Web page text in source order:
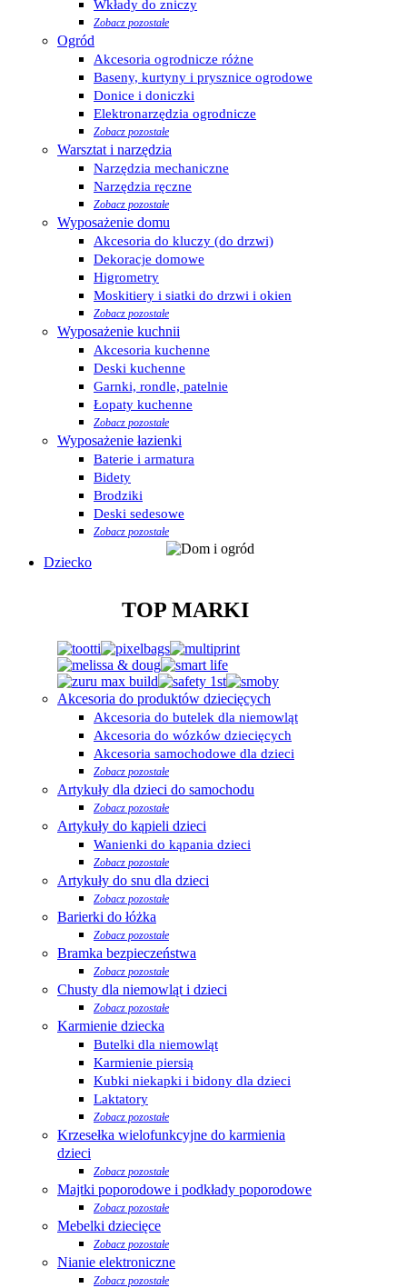
Wkłady do zniczy
Zobacz pozostałe
Ogród
Akcesoria ogrodnicze różne
Baseny, kurtyny i prysznice ogrodowe
Donice i doniczki
Elektronarzędzia ogrodnicze
Zobacz pozostałe
Warsztat i narzędzia
Narzędzia mechaniczne
Narzędzia ręczne
Zobacz pozostałe
Wyposażenie domu
Akcesoria do kluczy (do drzwi)
Dekoracje domowe
Higrometry
Moskitiery i siatki do drzwi i okien
Zobacz pozostałe
Wyposażenie kuchnii
Akcesoria kuchenne
Deski kuchenne
Garnki, rondle, patelnie
Łopaty kuchenne
Zobacz pozostałe
Wyposażenie łazienki
Baterie i armatura
Bidety
Brodziki
Deski sedesowe
Zobacz pozostałe
Dziecko
TOP MARKI
Akcesoria do produktów dziecięcych
Akcesoria do butelek dla niemowląt
Akcesoria do wózków dziecięcych
Akcesoria samochodowe dla dzieci
Zobacz pozostałe
Artykuły dla dzieci do samochodu
Zobacz pozostałe
Artykuły do kąpieli dzieci
Wanienki do kąpania dzieci
Zobacz pozostałe
Artykuły do snu dla dzieci
Zobacz pozostałe
Barierki do łóżka
Zobacz pozostałe
Bramka bezpieczeństwa
Zobacz pozostałe
Chusty dla niemowląt i dzieci
Zobacz pozostałe
Karmienie dziecka
Butelki dla niemowląt
Karmienie piersią
Kubki niekapki i bidony dla dzieci
Laktatory
Zobacz pozostałe
Krzesełka wielofunkcyjne do karmienia
dzieci
Zobacz pozostałe
Majtki poporodowe i podkłady poporodowe
Zobacz pozostałe
Mebelki dziecięce
Zobacz pozostałe
Nianie elektroniczne
Zobacz pozostałe